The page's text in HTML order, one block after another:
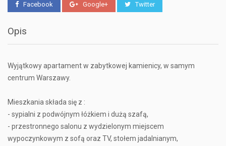
Facebook Google+ Twitter
Opis
Wyjątkowy apartament w zabytkowej kamienicy, w samym
centrum Warszawy.
Mieszkania składa się z :
- sypialni z podwójnym łóżkiem i dużą szafą,
- przestronnego salonu z wydzielonym miejscem
wypoczynkowym z sofą oraz TV, stołem jadalnianym,